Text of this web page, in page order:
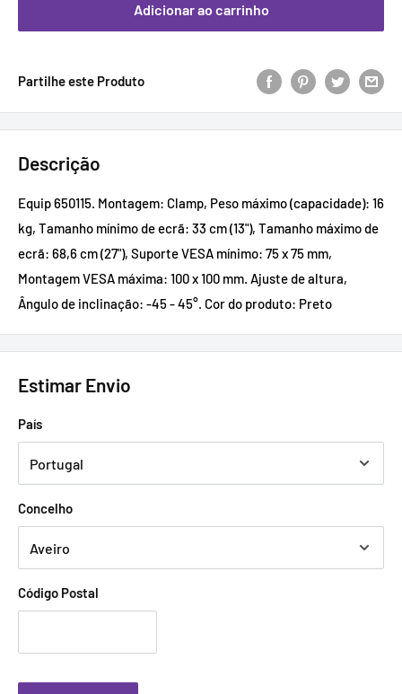
Adicionar ao carrinho
Partilhe este Produto
Descrição
Equip 650115. Montagem: Clamp, Peso máximo (capacidade): 16
kg, Tamanho mínimo de ecrã: 33 cm (13"), Tamanho máximo de
ecrã: 68,6 cm (27"), Suporte VESA mínimo: 75 x 75 mm,
Montagem VESA máxima: 100 x 100 mm. Ajuste de altura,
Ângulo de inclinação: -45 - 45°. Cor do produto: Preto
Estimar Envio
País
Concelho
Código Postal